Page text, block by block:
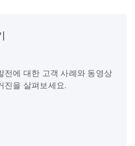
전에 대한 고객 사례와 동영상
진을 살펴보세요.